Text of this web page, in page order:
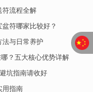
符流程全解
符哪家比较好？
与日常养护
？五大核心优势详解
坑指南请收好
用指南